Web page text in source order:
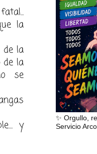
la
de la
de la
se
y
✨ Orgullo,
Servicio